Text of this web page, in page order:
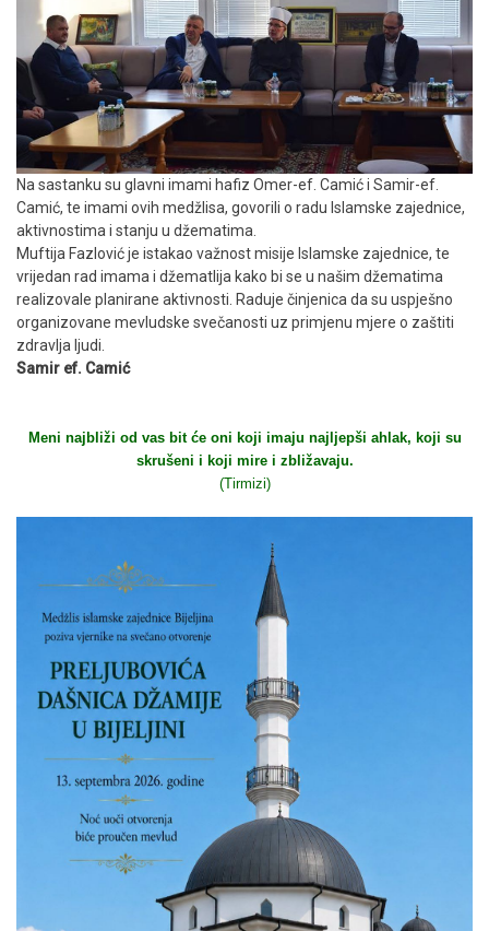
Na sastanku su glavni imami hafiz Omer-ef. Camić i Samir-ef.
Camić, te imami ovih medžlisa, govorili o radu Islamske zajednice,
aktivnostima i stanju u džematima.
Muftija Fazlović je istakao važnost misije Islamske zajednice, te
vrijedan rad imama i džematlija kako bi se u našim džematima
realizovale planirane aktivnosti. Raduje činjenica da su uspješno
organizovane mevludske svečanosti uz primjenu mjere o zaštiti
zdravlja ljudi.
Samir ef. Camić
Meni najbliži od vas bit će oni koji imaju najljepši ahlak, koji su
skrušeni i koji mire i zbližavaju.
(Tirmizi)